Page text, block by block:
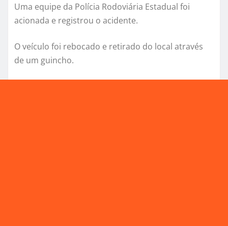
Uma equipe da Polícia Rodoviária Estadual foi
acionada e registrou o acidente.
O veículo foi rebocado e retirado do local através
de um guincho.